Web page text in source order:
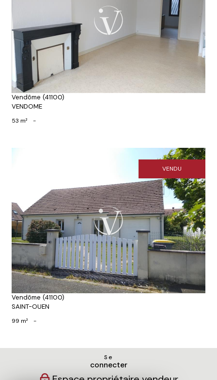
Voir le bien
Vendôme (41100)
VENDOME
53 m² -
VENDU
Voir le bien
Vendôme (41100)
SAINT-OUEN
99 m² -
Se
connecter